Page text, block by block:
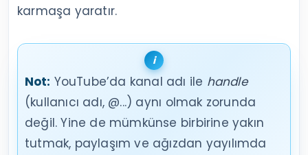
karmaşa yaratır.
Not: YouTube’da kanal adı ile handle
(kullanıcı adı, @...) aynı olmak zorunda
değil. Yine de mümkünse birbirine yakın
tutmak, paylaşım ve ağızdan yayılımda